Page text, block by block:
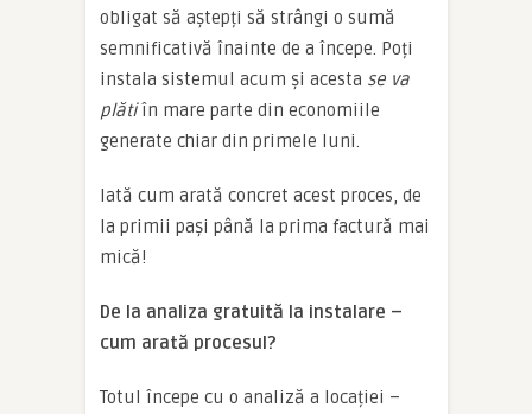
obligat să aștepți să strângi o sumă
semnificativă înainte de a începe. Poți
instala sistemul acum și acesta se va
plătiîn mare parte din economiile
generate chiar din primele luni.
Iată cum arată concret acest proces, de
la primii pași până la prima factură mai
mică!
De la analiza gratuită la instalare –
cum arată procesul?
Totul începe cu o analiză a locației –